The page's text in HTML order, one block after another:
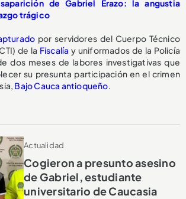
de Gabriel Erazo: la angustia
trágico
por servidores del Cuerpo Técnico
de la Fiscalía y uniformados de la Policía
dos meses de labores investigativas que
su presunta participación en el crimen
Bajo Cauca antioqueño.
Actualidad
Cogieron a presunto asesino
de Gabriel, estudiante
universitario de Caucasia